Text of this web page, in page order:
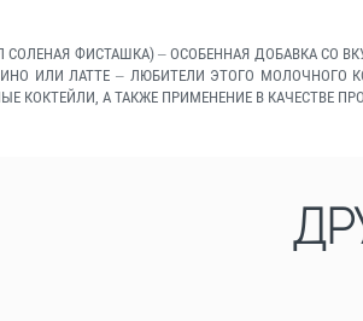
СОЛЕНАЯ ФИСТАШКА) – ОСОБЕННАЯ
ИЛИ ЛАТТЕ – ЛЮБИТЕЛИ ЭТОГО МОЛОЧНОГО
КОКТЕЙЛИ, А ТАКЖЕ ПРИМЕНЕНИЕ В КАЧЕСТВЕ